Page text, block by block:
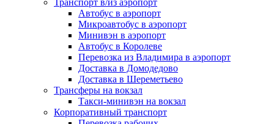
Автобус в аэропорт
Микроавтобус в аэропорт
Минивэн в аэропорт
Автобус в Королеве
Перевозка из Владимира в аэропорт
Доставка в Домодедово
Доставка в Шереметьево
Трансферы на вокзал
Такси-минивэн на вокзал
Корпоративный транспорт